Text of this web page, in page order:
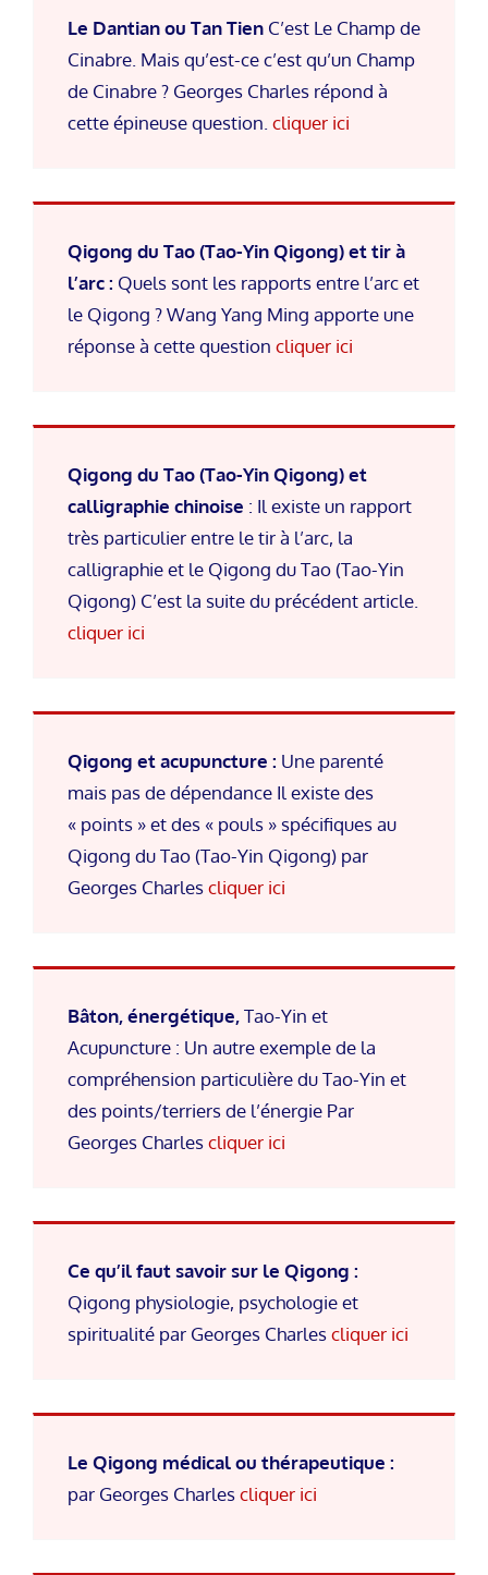
Le Dantian ou Tan Tien C’est Le Champ de
Cinabre. Mais qu’est-ce c’est qu’un Champ
de Cinabre ? Georges Charles répond à
cette épineuse question.cliquer ici
Qigong du Tao (Tao-Yin Qigong) et tir à
l’arc : Quels sont les rapports entre l’arc et
le Qigong ? Wang Yang Ming apporte une
réponse à cette question cliquer ici
Qigong du Tao (Tao-Yin Qigong)et
calligraphie chinoise : Il existe un rapport
très particulier entre le tir à l’arc, la
calligraphie et le Qigong du Tao (Tao-Yin
Qigong) C’est la suite du précédent article.
cliquer ici
Qigong et acupuncture : Une parenté
mais pas de dépendance Il existe des
« points » et des « pouls » spécifiques au
Qigong du Tao (Tao-Yin Qigong) par
Georges Charlescliquer ici
Bâton, énergétique,Tao-Yin et
Acupuncture : Un autre exemple de la
compréhension particulière du Tao-Yin et
des points/terriers de l’énergie Par
Georges Charlescliquer ici
Ce qu’il faut savoir sur le Qigong :
Qigong physiologie, psychologie et
spiritualité par Georges Charlescliquer ici
Le Qigong médical ou thérapeutique :
par Georges Charlescliquer ici